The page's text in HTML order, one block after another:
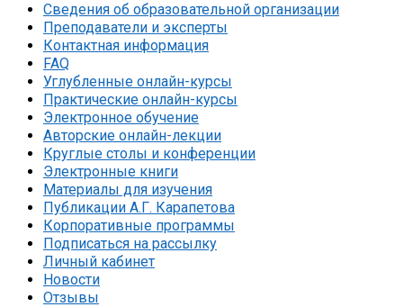
Сведения об образовательной организации
Преподаватели и эксперты
Контактная информация
FAQ
Углубленные онлайн-курсы
Практические онлайн-курсы
Электронное обучение
Авторские онлайн-лекции
Круглые столы и конференции
Электронные книги
Материалы для изучения
Публикации А.Г. Карапетова
Корпоративные программы
Подписаться на рассылку
Личный кабинет
Новости
Отзывы